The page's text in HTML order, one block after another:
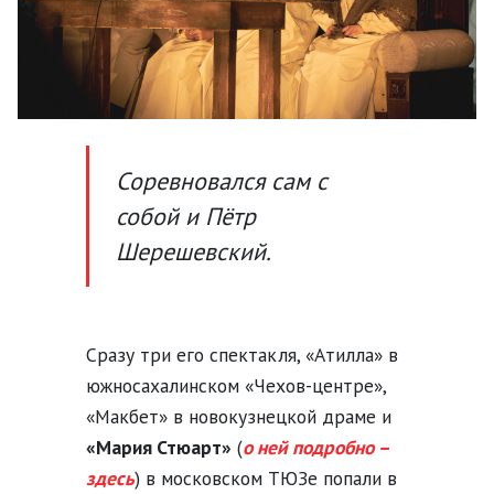
Соревновался сам с
собой и Пётр
Шерешевский.
Сразу три его спектакля, «Атилла» в
южносахалинском «Чехов-центре»,
«Макбет» в новокузнецкой драме и
«Мария Стюарт» (о ней подробно –
здесь) в московском ТЮЗе попали в